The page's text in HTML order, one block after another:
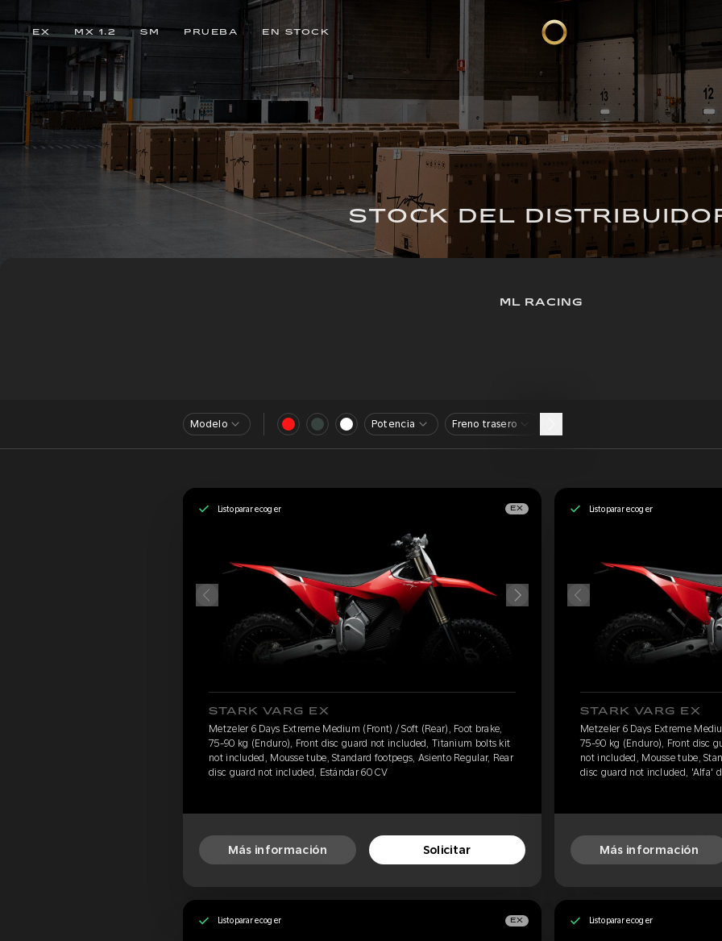
EX MX 1.2 SM PRUEBA EN STOCK
STOCK DEL
ML RACING
Modelo Potencia Freno trasero
Listo para recoger EX
STARK VARG EX
Metzeler 6 Days Extreme Medium (Front) / Soft (Rear), Foot brake,
75-90 kg (Enduro), Front disc guard not included, Titanium bolts kit
not included, Mousse tube, Standard footpegs, Asiento Regular, Rear
disc guard not included, Estándar 60 CV
Más información Solicitar
Listo para recoger
STARK VARG EX
Metzeler 6 Days Extreme
75-90 kg (Enduro), Front disc
not included, Mousse tube,
disc guard not included, 'Alfa'
Más información
Listo para recoger EX Listo para recoger